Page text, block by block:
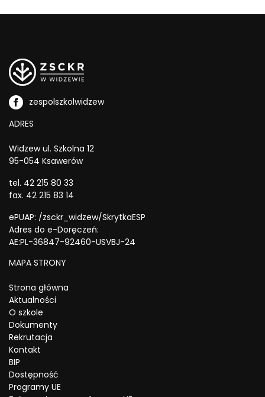
zespolszkolwidzew
ADRES
Widzew ul. Szkolna 12
95-054 Ksawerów
tel. 42 215 80 33
fax. 42 215 83 14
ePUAP: /zsckr_widzew/SkrytkaESP
Adres do e-Doręczeń:
AE:PL-36847-92460-USVBJ-24
MAPA STRONY
Strona główna
Aktualności
O szkole
Dokumenty
Rekrutacja
Kontakt
BIP
Dostępność
Programy UE